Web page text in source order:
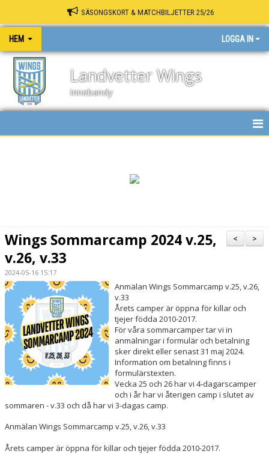
SÄSONGSKORT & MATCHBILJETTER 25/26
HEM LOGGA IN
Landvetter Wings
Innebandy
INNEBANDY PLAY
OM KLUBBEN
PARTNERS
LÄGER
SÄSONGSKORT & BILJETTER
KONTAKT
>
<
Wings Sommarcamp 2024 v.25,
v.26, v.33
2024-05-16 15:17
Anmälan Wings Sommarcamp v.25, v.26,
v.33
Årets camper är öppna för killar och
tjejer födda 2010-2017.
För våra sommarcamper tar vi in
anmälningar i formulär och betalning
sker direkt eller senast 31 maj 2024.
Information om betalning finns i
formulärstexten.
Vecka 25 och 26 har vi 4-dagarscamper
och i år har vi återigen camp i slutet av
sommaren - v.33 och då har vi 3-dagas camp.
Anmälan Wings Sommarcamp v.25, v.26, v.33
Årets camper är öppna för killar och tjejer födda 2010-2017.